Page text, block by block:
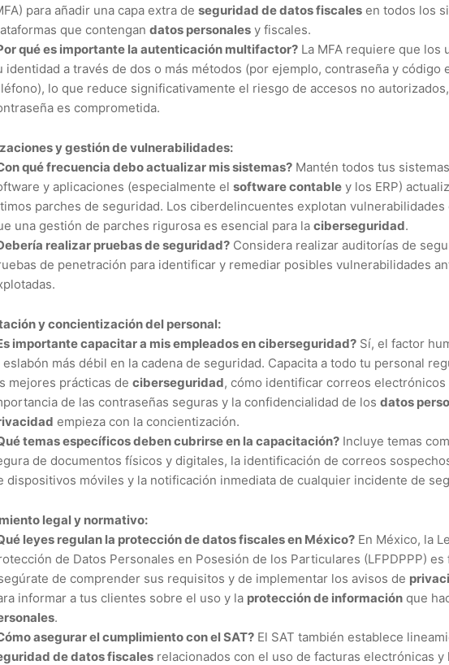
para añadir una capa extra deseguridad de datos fiscales en todos los
que contengandatos personales y fiscales.
qué es importante la autenticación multifactor? La MFA requiere que los
identidad a través de dos o más métodos (por ejemplo, contraseña y código
lo que reduce significativamente el riesgo de accesos no
es comprometida.
y gestión de vulnerabilidades:
qué frecuencia debo actualizar mis sistemas? Mantén todos tus
y aplicaciones (especialmente elsoftware contable y los ERP)
parches de seguridad. Los ciberdelincuentes explotan vulnerabilidades
una gestión de parches rigurosa es esencial para laciberseguridad.
realizar pruebas de seguridad? Considera realizar auditorías de
de penetración para identificar y remediar posibles vulnerabilidades
y concientización del personal:
importante capacitar a mis empleados en ciberseguridad? Sí, el factor
eslabón más débil en la cadena de seguridad. Capacita a todo tu personal
mejores prácticas deciberseguridad, cómo identificar correos
de las contraseñas seguras y la confidencialidad de losdatos
empieza con la concientización.
temas específicos deben cubrirse en la capacitación? Incluye temas
de documentos físicos y digitales, la identificación de correos
dispositivos móviles y la notificación inmediata de cualquier incidente de
legal y normativo:
leyes regulan la protección de datos fiscales en México? En México, la
de Datos Personales en Posesión de los Particulares (LFPDPPP) es
de comprender sus requisitos y de implementar los avisos de
informar a tus clientes sobre el uso y la protección de información que
.
asegurar el cumplimiento con el SAT? El SAT también establece
de datos fiscales relacionados con el uso de facturas electrónicas y